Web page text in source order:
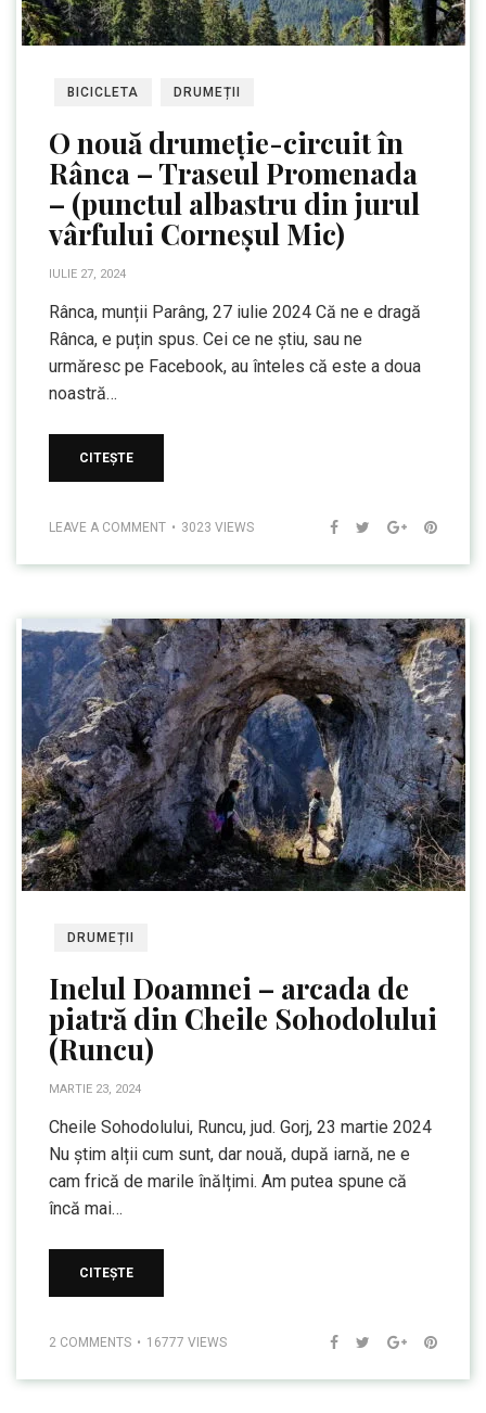
BICICLETA DRUMEȚII
O nouă drumeție-circuit în
Rânca – Traseul Promenada
– (punctul albastru din jurul
vârfului Corneșul Mic)
IULIE 27, 2024
Rânca, munții Parâng, 27 iulie 2024 Că ne e dragă
Rânca, e puțin spus. Cei ce ne știu, sau ne
urmăresc pe Facebook, au înteles că este a doua
noastră…
CITEȘTE
LEAVE A COMMENT 3023 VIEWS
DRUMEȚII
Inelul Doamnei – arcada de
piatră din Cheile Sohodolului
(Runcu)
MARTIE 23, 2024
Cheile Sohodolului, Runcu, jud. Gorj, 23 martie 2024
Nu știm alții cum sunt, dar nouă, după iarnă, ne e
cam frică de marile înălțimi. Am putea spune că
încă mai…
CITEȘTE
2 COMMENTS 16777 VIEWS